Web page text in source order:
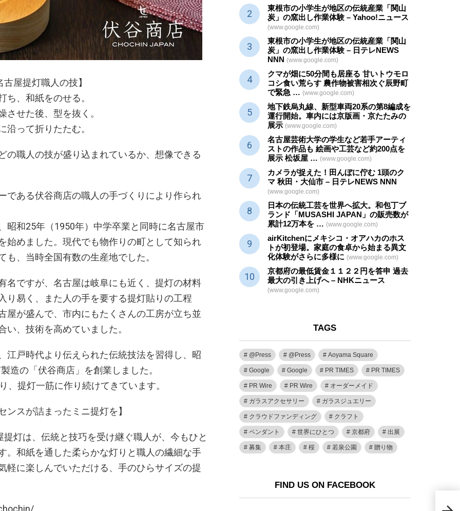
屋提灯職人の技】
ち、和紙をのせる。
させた後、型を抜く。
沿って折りたたむ。
の職人の技が盛り込まれているか、想像できる
である伏谷商店の職人の手づくりにより作られ
昭和25年（1950年）中学卒業と同時に名古屋市
始めました。現代でも物作りの町として知られ
、当時全国有数の生産地でした。
名ですが、名古屋は岐阜にも近く、提灯の材料
り易く、また人の手を要する提灯貼りの工程
屋が盛んで、市内にもたくさんの工房が立ち並
、技術を高めていました。
江戸時代より伝えられた伝統技法を習得し、昭
造の「伏谷商店」を創業しました。
、提灯一筋に作り続けてきています。
スが詰まったミニ提灯を】
灯は、伝統と技巧を受け継ぐ職人が、今もひと
。和紙を通した柔らかな灯りと職人の繊細な手
軽に楽しんでいただける、手のひらサイズの提
様
東根市の小学生が地区の伝統産業 「関山
炭」の窯出し作業体験 – Yahoo!ニュース
(www.google.com)
東根市の小学生が地区の伝統産業 「関山
炭」の窯出し作業体験 – 日テレNEWS
NNN (www.google.com)
クマが畑に50分間も居座る 甘いトウモロ
コシ食い荒らす 農作物被害相次ぐ辰野町
で緊急 … (www.google.com)
地下鉄烏丸線、新型車両20系の第8編成を
運行開始。車内には京版画・京たたみの
展示 (www.google.com)
名古屋芸術大学の学生など若手アーティ
ストの作品も 絵画や工芸など約200点を
展示 松坂屋 … (www.google.com)
カメラが捉えた！田んぼに佇む 1頭のク
マ 秋田・大仙市 – 日テレNEWS NNN
(www.google.com)
日本の伝統工芸を世界へ拡大。和包丁ブ
ランド「MUSASHI JAPAN」の販売数が
累計12万本を … (www.google.com)
airKitchenにメキシコ・オアハカのホス
トが初登場。家庭の食卓から始まる異文
化体験がさらに多様に (www.google.com)
京都府の最低賃金１１２２円を答申 過去
最大の引き上げへ – NHKニュース
(www.google.com)
TAGS
@Press @Press Aoyama Square
Google Google PR TIMES PR TIMES
PR Wire PR Wire オーダーメイド
ガラスアクセサリー ガラスジュエリー
クラウドファンディング クラフト
ペンダント 世界にひとつ 京都府 出展
募集 本庄 桜 若泉公園 贈り物
FIND US ON FACEBOOK